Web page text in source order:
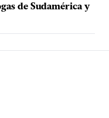
de Sudamérica y